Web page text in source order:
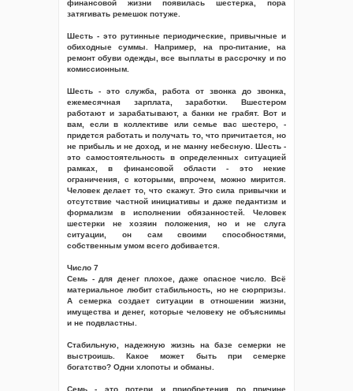
финансовой жизни появилась шестерка, пора
затягивать ремешок потуже.
Шесть - это рутинные периодические, привычные и
обиходные суммы. Например, на про-питание, на
ремонт обуви одежды, все выплаты в рассрочку и по
комиссионным.
Шесть - это служба, работа от звонка до звонка,
ежемесячная зарплата, заработки. Вшестером
работают и зарабатывают, а банки не грабят. Вот и
вам, если в коллективе или семье вас шестеро, -
придется работать и получать то, что причитается, но
не прибыль и не доход, и не манну небесную. Шесть -
это самостоятельность в определенных ситуацией
рамках, в финансовой области - это некие
ограничения, с которыми, впрочем, можно мирится.
Человек делает то, что скажут. Это сила привычки и
отсутствие частной инициативы и даже педантизм и
формализм в исполнении обязанностей. Человек
шестерки не хозяин положения, но и не слуга
ситуации, он сам своими способностями,
собственным умом всего добивается.
Число 7
Семь - для денег плохое, даже опасное число. Всё
материальное любит стабильность, но не сюрпризы.
А семерка создает ситуации в отношении жизни,
имущества и денег, которые человеку не объяснимы
и не подвластны.
Стабильную, надежную жизнь на базе семерки не
выстроишь. Какое может быть при семерке
богатство? Одни хлопоты и обманы.
Семь - это потери и приобретения по причине